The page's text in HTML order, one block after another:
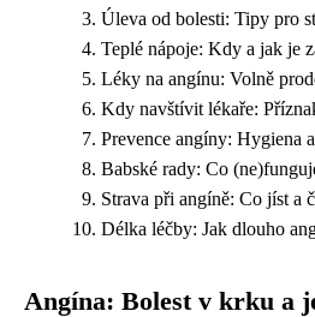
Úleva od bolesti: Tipy pro
Teplé nápoje: Kdy a jak je
Léky na angínu: Volně
Kdy navštívit lékaře:
Prevence angíny: Hygiena
Babské rady: Co
Strava při angíně: Co jíst a
Délka léčby: Jak dlouho
Angína: Bolest v krku a